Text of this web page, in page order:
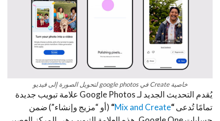
خاصية Create في google photos لتحويل الصورة إلى فيديو
يُقدم التحديث الجديد لـ Google Photos علامة تبويب جديدة
تمامًا تُدعى“
Mix and Create
“ (أو “مزيج وإنشاء”) ضمن